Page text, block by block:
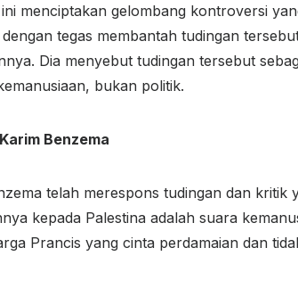
menciptakan gelombang kontroversi
tegas membantah tudingan
Dia menyebut tudingan tersebut
bukan politik.
Benzema
telah merespons tudingan dan kritik
kepada Palestina adalah suara
Prancis yang cinta perdamaian dan